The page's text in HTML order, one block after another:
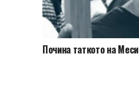
Почина таткото на Меси